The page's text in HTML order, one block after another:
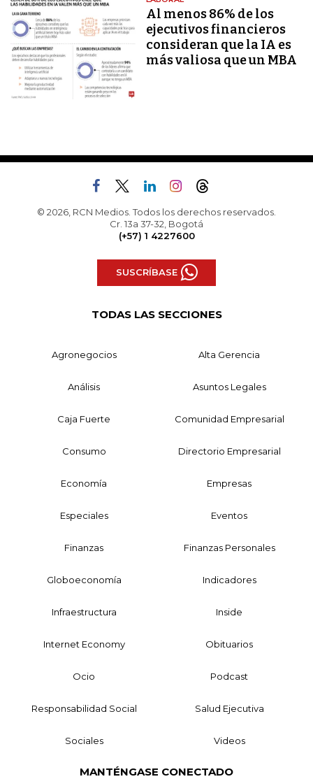
Al menos 86% de los
ejecutivos financieros
consideran que la IA es
más valiosa que un MBA
© 2026, RCN Medios. Todos los derechos reservados.
Cr. 13a 37-32, Bogotá
(+57) 1 4227600
SUSCRÍBASE
TODAS LAS SECCIONES
Agronegocios Alta Gerencia
Análisis Asuntos Legales
Caja Fuerte Comunidad Empresarial
Consumo Directorio Empresarial
Economía Empresas
Especiales Eventos
Finanzas Finanzas Personales
Globoeconomía Indicadores
Infraestructura Inside
Internet Economy Obituarios
Ocio Podcast
Responsabilidad Social Salud Ejecutiva
Sociales Videos
MANTÉNGASE CONECTADO